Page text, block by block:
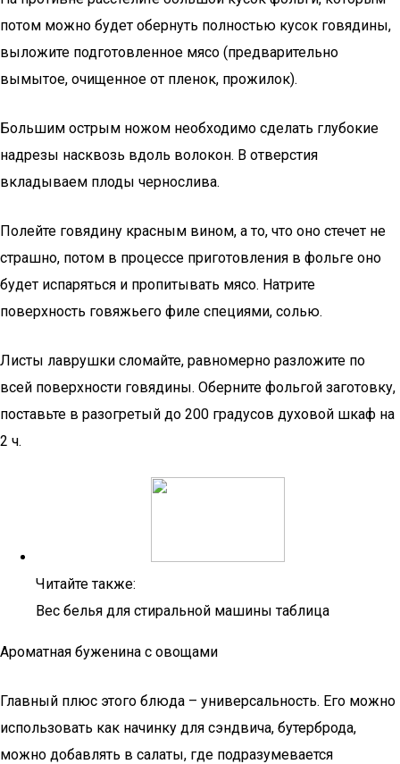
потом можно будет обернуть полностью кусок говядины,
выложите подготовленное мясо (предварительно
вымытое, очищенное от пленок, прожилок).
Большим острым ножом необходимо сделать глубокие
надрезы насквозь вдоль волокон. В отверстия
вкладываем плоды чернослива.
Полейте говядину красным вином, а то, что оно стечет не
страшно, потом в процессе приготовления в фольге оно
будет испаряться и пропитывать мясо. Натрите
поверхность говяжьего филе специями, солью.
Листы лаврушки сломайте, равномерно разложите по
всей поверхности говядины. Оберните фольгой заготовку,
поставьте в разогретый до 200 градусов духовой шкаф на
2 ч.
Читайте также:
Вес белья для стиральной машины таблица
Ароматная буженина с овощами
Главный плюс этого блюда – универсальность. Его можно
использовать как начинку для сэндвича, бутерброда,
можно добавлять в салаты, где подразумевается